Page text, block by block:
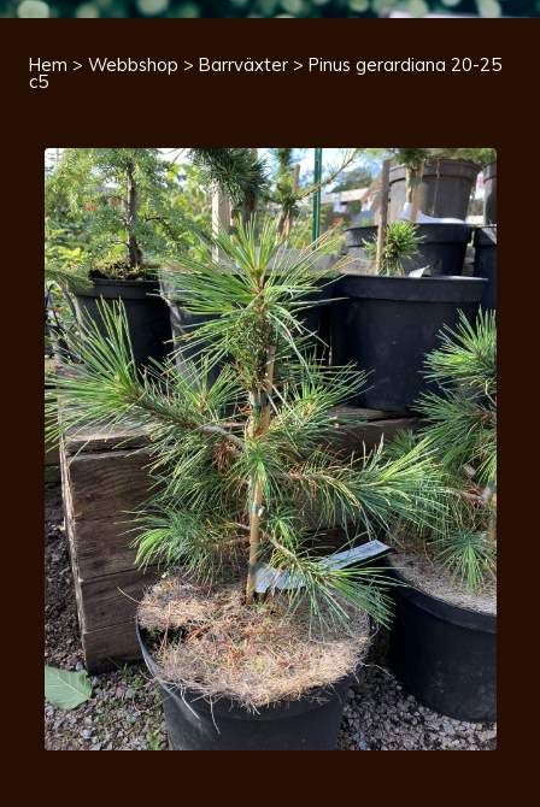
Hem > Webbshop > Barrväxter > Pinus gerardiana 20-25
c5